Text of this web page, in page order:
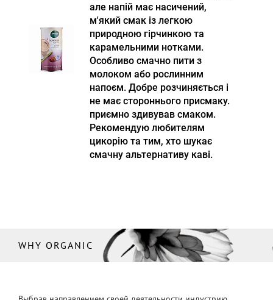
але напій має насичений,
м'який смак із легкою
природною гірчинкою та
карамельними нотками.
Особливо смачно пити з
молоком або рослинним
напоєм. Добре розчиняється і
не має стороннього присмаку.
приємно здивував смаком.
Рекомендую любителям
цикорію та тим, хто шукає
смачну альтернативу каві.
WHY ORGANIC